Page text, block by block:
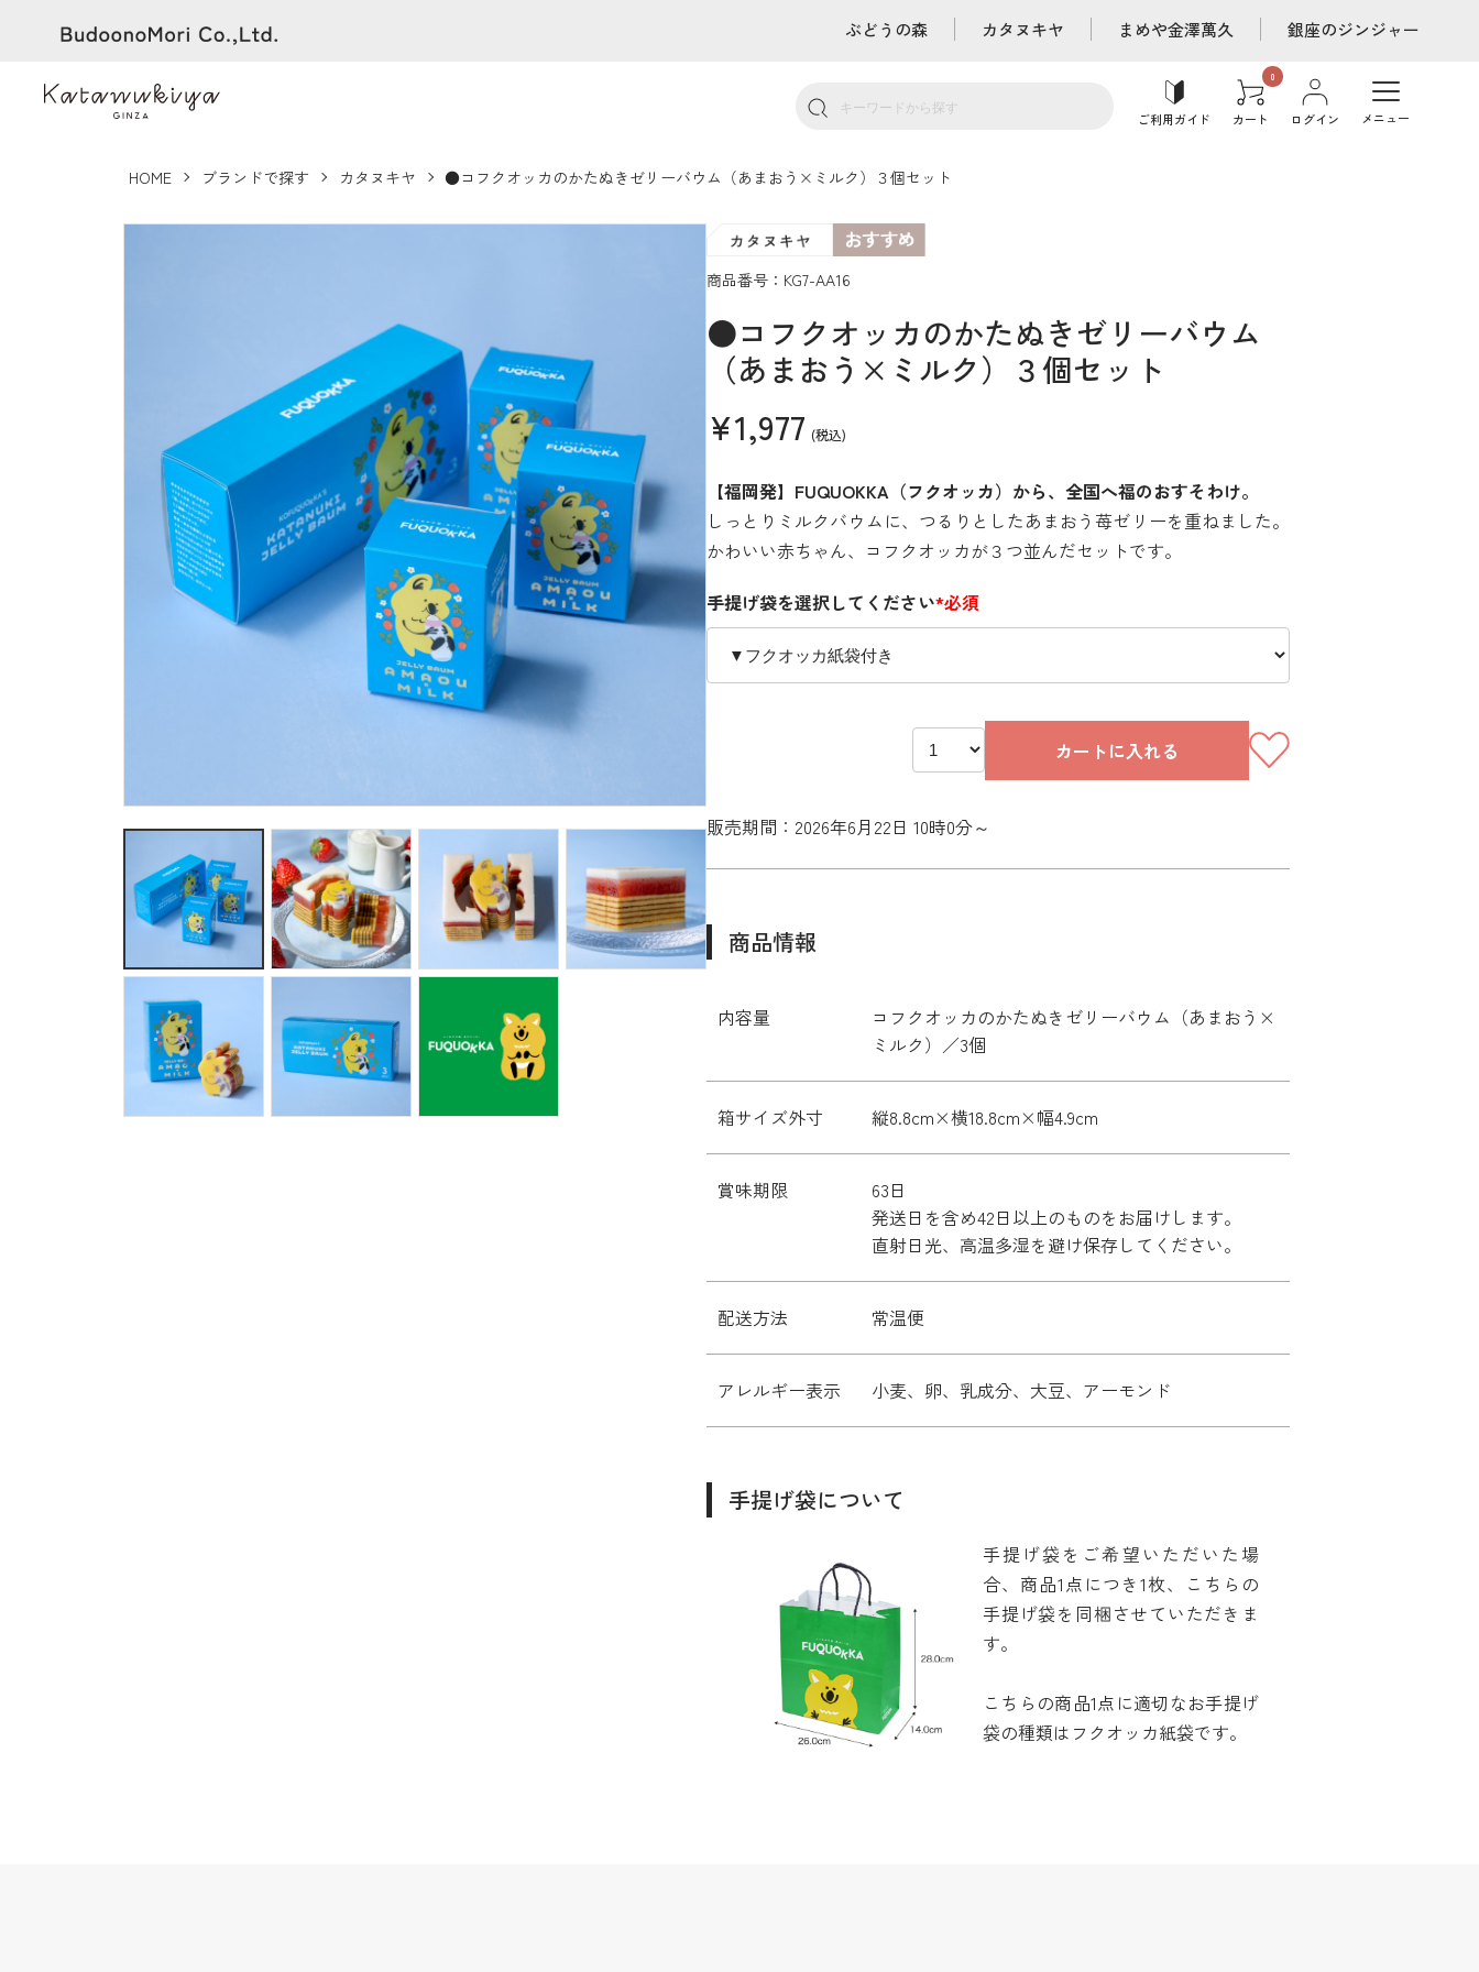
ぶどうの森 カタヌキヤ まめや金澤萬久 銀座のジンジャー
ご利用ガイド カート ログイン メニュー
HOME ブランドで探す カタヌキヤ ●コフクオッカのかたぬきゼリーバウム（あまおう×ミルク）３個セット
商品番号：KG7-AA16
●コフクオッカのかたぬきゼリーバウム
（あまおう×ミルク）３個セット
¥1,977 (税込)
【福岡発】FUQUOKKA（フクオッカ）から、全国へ福のおすそわけ。
しっとりミルクバウムに、つるりとしたあまおう苺ゼリーを重ねました。
かわいい赤ちゃん、コフクオッカが３つ並んだセットです。
手提げ袋を選択してください*必須
カートに入れる
販売期間：2026年6月22日 10時0分～
商品情報
内容量
コフクオッカのかたぬきゼリーバウム（あまおう×
ミルク）／3個
箱サイズ外寸 縦8.8cm×横18.8cm×幅4.9cm
賞味期限
63日
発送日を含め42日以上のものをお届けします。
直射日光、高温多湿を避け保存してください。
配送方法 常温便
アレルギー表示 小麦、卵、乳成分、大豆、アーモンド
手提げ袋について
手提げ袋をご希望いただいた場
合、商品1点につき1枚、こちらの
手提げ袋を同梱させていただきま
す。
こちらの商品1点に適切なお手提げ
袋の種類はフクオッカ紙袋です。